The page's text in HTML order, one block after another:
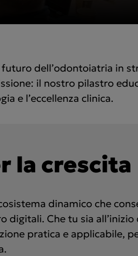
dell’odontoiatria in
il nostro pilastro
e l’eccellenza clinica.
la crescita
dinamico che
Che tu sia all’inizio
pratica e applicabile,